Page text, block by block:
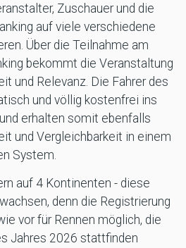
Zuschauer und die
auf viele verschiedene
Über die Teilnahme am
bekommt die Veranstaltung
und Relevanz. Die Fahrer des
und völlig kostenfrei ins
erhalten somit ebenfalls
und Vergleichbarkeit in einem
System.
auf 4 Kontinenten - diese
denn die Registrierung
vor für Rennen möglich, die
Jahres 2026 stattfinden